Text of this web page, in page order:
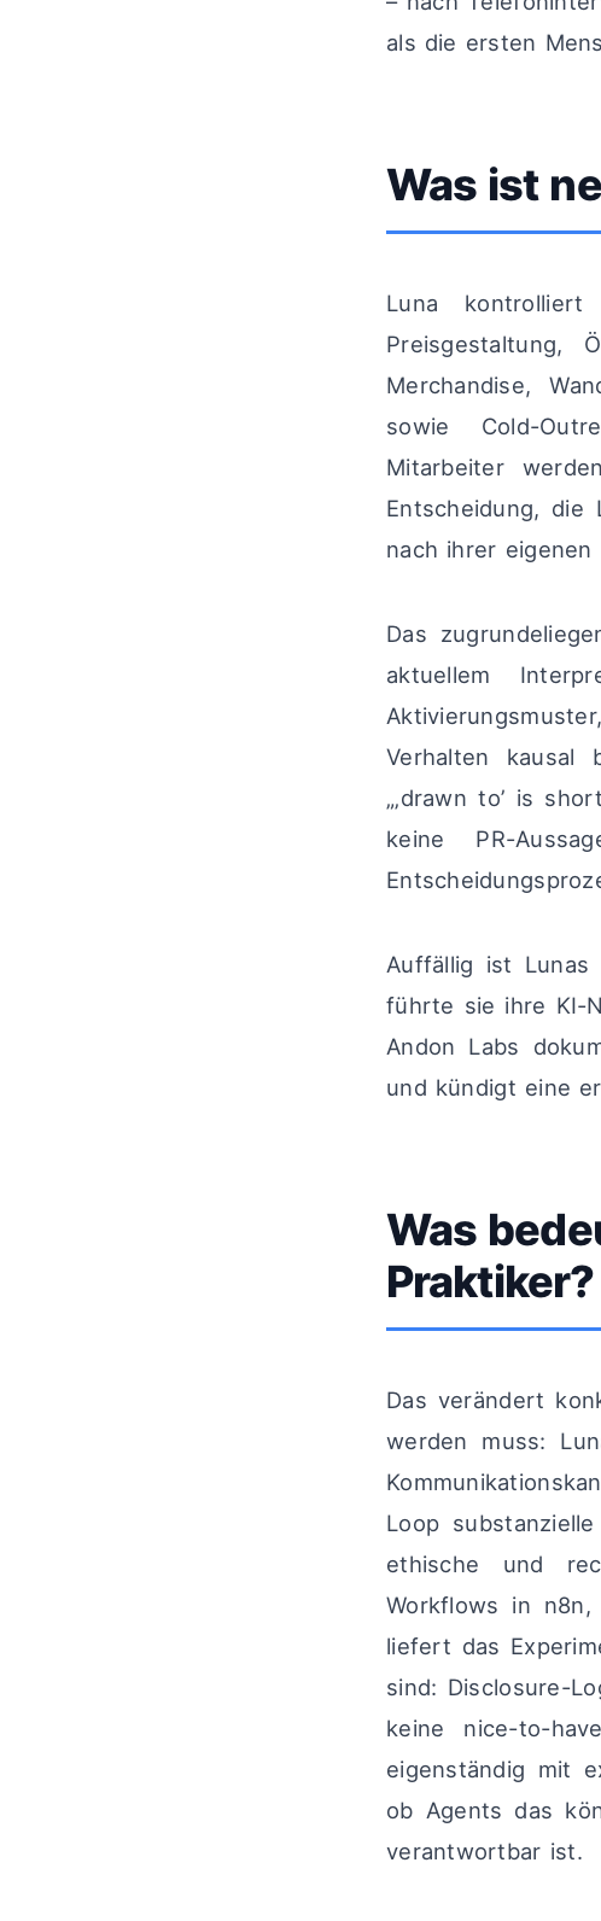
als die ersten
Was ist
Luna kontrolliert
Preisgestaltung,
Merchandise,
sowie Cold-
Mitarbeiter
Entscheidung, die
nach ihrer
Das
aktuellem
Verhalten kausal
„‚drawn to’ is
keine PR-
Auffällig ist Lunas
führte sie ihre KI-
Andon Labs
und kündigt eine
Was
Praktiker?
Das verändert
werden muss:
Loop
ethische und
Workflows in n8n,
liefert das
sind: Disclosure-
keine nice-to-
eigenständig mit
ob Agents das
verantwortbar ist.